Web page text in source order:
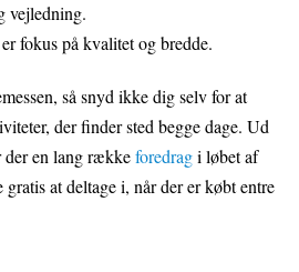
vejledning.
fokus på kvalitet og bredde.
så snyd ikke dig selv for at
der finder sted begge dage. Ud
der en lang rækkeforedragi løbet af
at deltage i, når der er købt entre